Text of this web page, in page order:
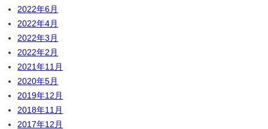
2022年6月
2022年4月
2022年3月
2022年2月
2021年11月
2020年5月
2019年12月
2018年11月
2017年12月